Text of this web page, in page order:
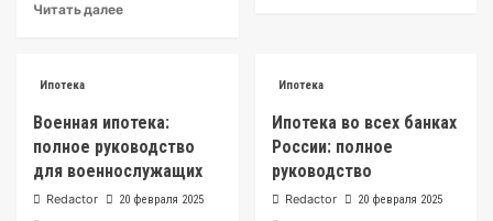
Читать далее
Ипотека
Военная ипотека:
полное руководство
для военнослужащих
Redactor 20 февраля 2025
Ипотека
Ипотека во всех банках
России: полное
руководство
Redactor 20 февраля 2025